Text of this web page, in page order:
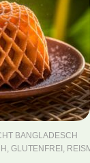
BANGLADESCH
, GLUTENFREI ,